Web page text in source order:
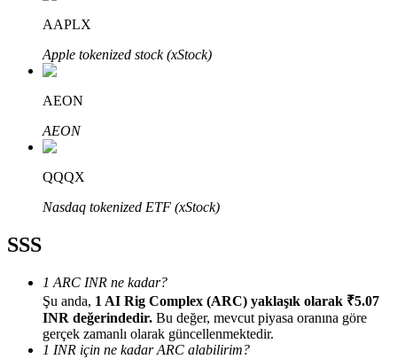
Bitrue İş Ortağı
Arkadaşını davet et, nakit ödüller kazan
BTC Welcome Rewards
AAPLX
Apple tokenized stock (xStock)
AEON
AEON
QQQX
Nasdaq tokenized ETF (xStock)
SSS
1 ARC INR ne kadar?
Şu anda, 1 AI Rig Complex (ARC) yaklaşık olarak ₹5.07
INR değerindedir. Bu değer, mevcut piyasa oranına göre
gerçek zamanlı olarak güncellenmektedir.
1 INR için ne kadar ARC alabilirim?